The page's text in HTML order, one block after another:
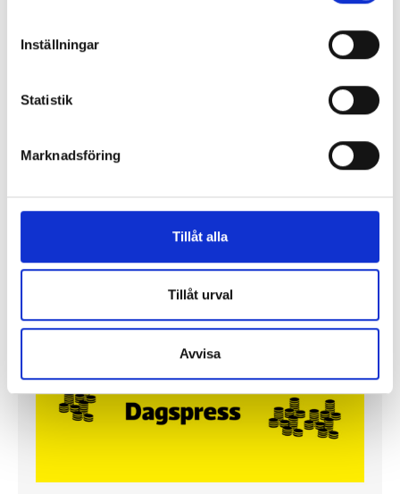
Inställningar
Statistik
Marknadsföring
Tillåt alla
Tillåt urval
Avvisa
Så mycket tjänar 260 mediechefer